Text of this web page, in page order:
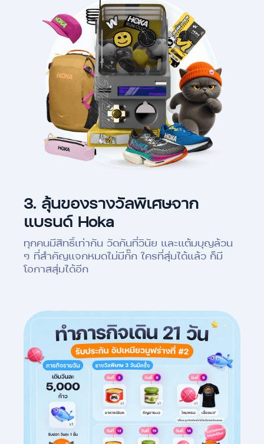
3. ลุ้นของรางวัลพิเศษจาก
แบรนด์ Hoka
ทุกคนมีสิทธิ์เท่ากัน วัดกันที่วินัย และแต้มบุญล้วน
ๆ ที่สำคัญแจกหมดไม่มีกั๊ก ใครที่สุ่มได้แล้ว ก็มี
โอกาสสุ่มได้อีก